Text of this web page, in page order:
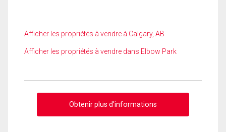
Afficher les propriétés à vendre à Calgary, AB
Afficher les propriétés à vendre dans Elbow Park
Obtenir plus d'informations